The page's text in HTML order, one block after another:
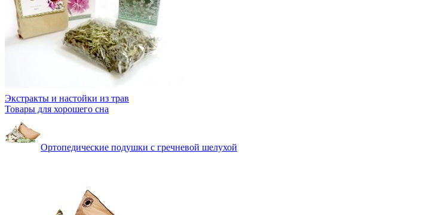
Экстракты и настойки из трав
Товары для хорошего сна
Ортопедические подушки с гречневой шелухой